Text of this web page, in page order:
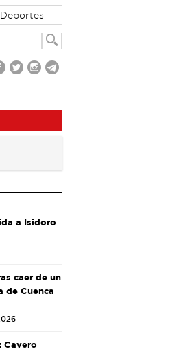
a Isidoro
caer de un
de Cuenca
Cavero